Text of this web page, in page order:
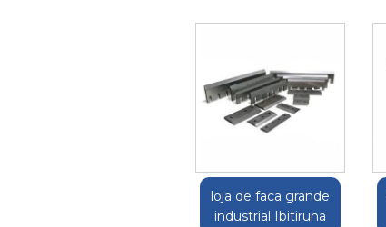
loja de faca grande
industrial Ibitiruna